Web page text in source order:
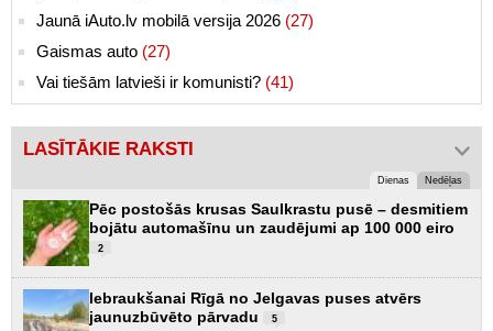
Jaunā iAuto.lv mobilā versija 2026 (27)
Gaismas auto (27)
Vai tiešām latvieši ir komunisti? (41)
LASĪTĀKIE RAKSTI
Dienas Nedēļas
Pēc postošās krusas Saulkrastu pusē – desmitiem
bojātu automašīnu un zaudējumi ap 100 000 eiro
2
Iebraukšanai Rīgā no Jelgavas puses atvērs
jaunuzbūvēto pārvadu
5